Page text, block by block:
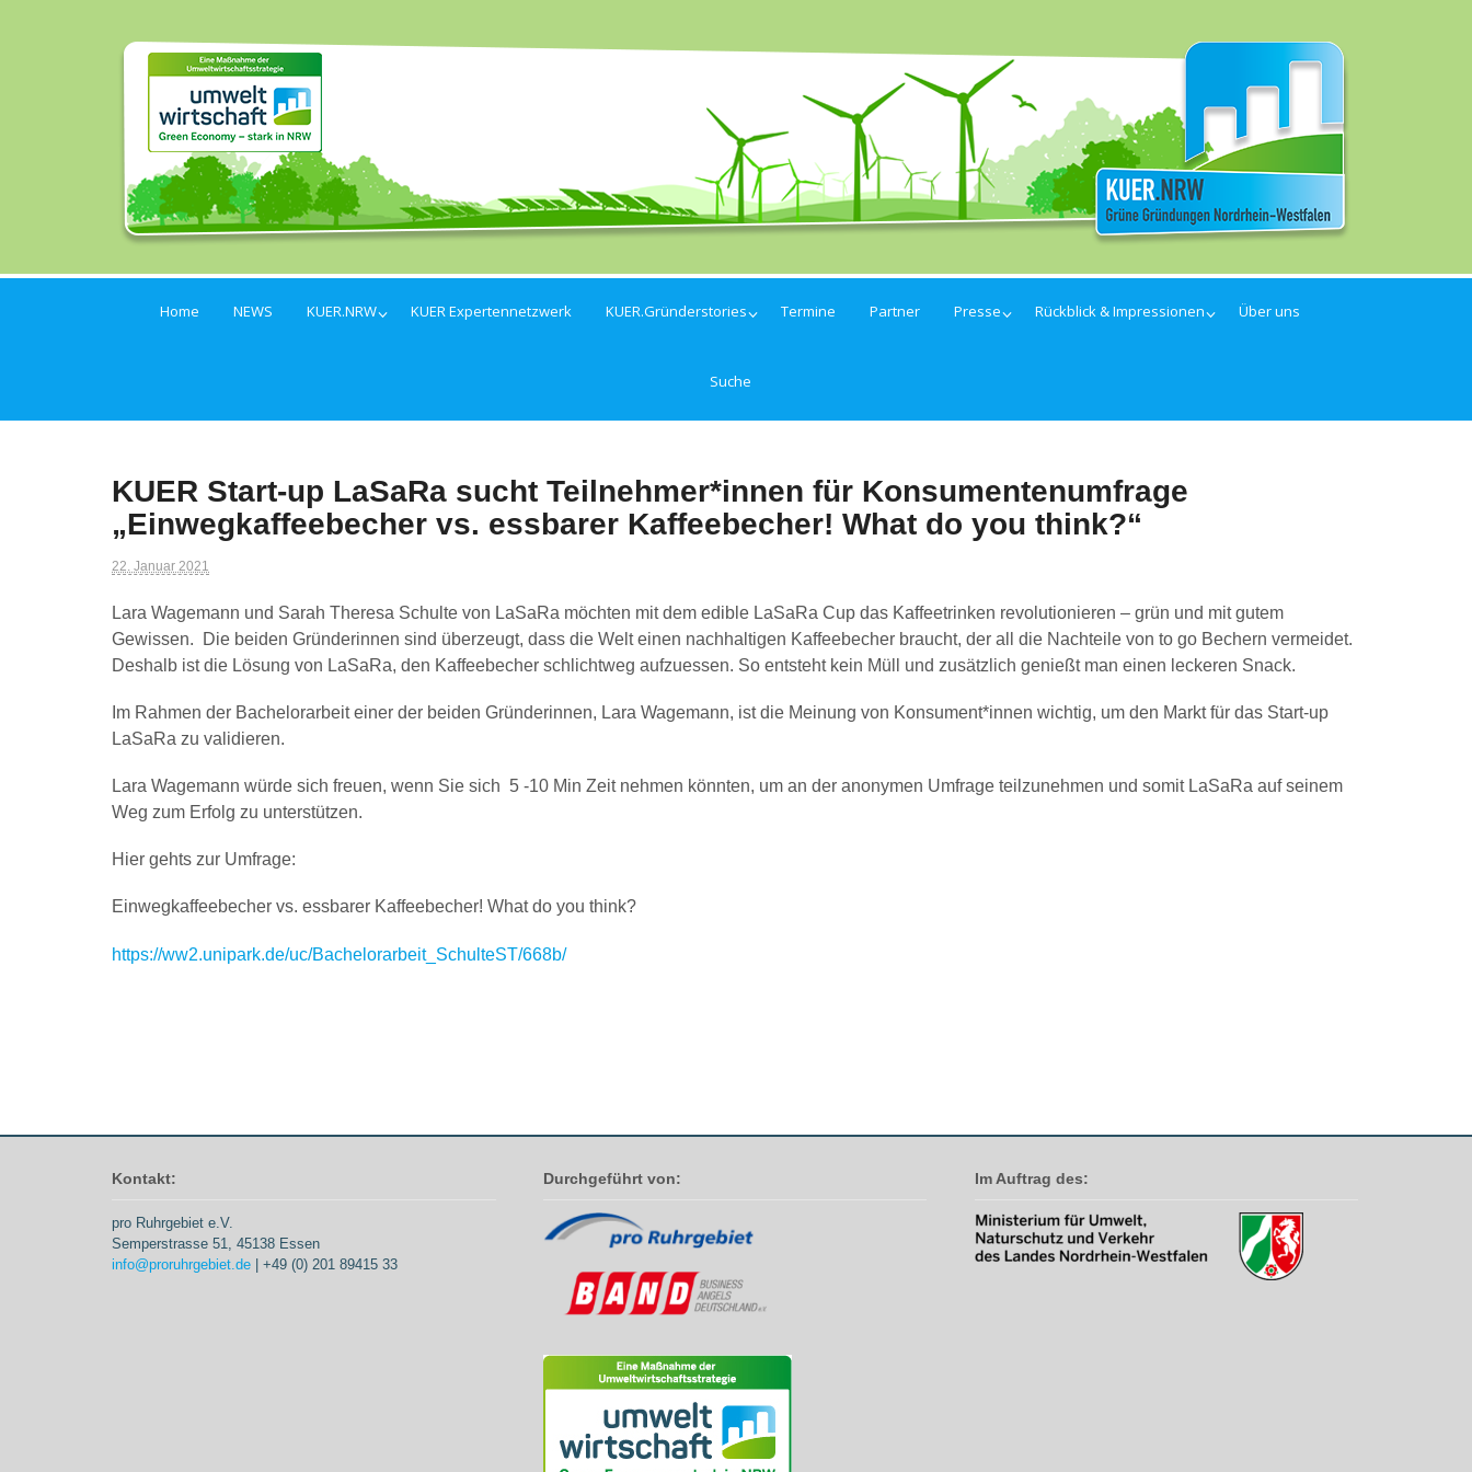
Home NEWS KUER.NRW KUER Expertennetzwerk KUER.Gründerstories Termine Partner Presse Rückblick & Impressionen Über uns
Suche
KUER Start-up LaSaRa sucht Teilnehmer*innen für Konsumentenumfrage
„Einwegkaffeebecher vs. essbarer Kaffeebecher! What do you think?“
22. Januar 2021
Lara Wagemann und Sarah Theresa Schulte von LaSaRa möchten mit dem edible LaSaRa Cup das Kaffeetrinken revolutionieren – grün und mit gutem
Gewissen. Die beiden Gründerinnen sind überzeugt, dass die Welt einen nachhaltigen Kaffeebecher braucht, der all die Nachteile von to go Bechern vermeidet.
Deshalb ist die Lösung von LaSaRa, den Kaffeebecher schlichtweg aufzuessen. So entsteht kein Müll und zusätzlich genießt man einen leckeren Snack.
Im Rahmen der Bachelorarbeit einer der beiden Gründerinnen, Lara Wagemann, ist die Meinung von Konsument*innen wichtig, um den Markt für das Start-up
LaSaRa zu validieren.
Lara Wagemann würde sich freuen, wenn Sie sich 5 -10 Min Zeit nehmen könnten, um an der anonymen Umfrage teilzunehmen und somit LaSaRa auf seinem
Weg zum Erfolg zu unterstützen.
Hier gehts zur Umfrage:
Einwegkaffeebecher vs. essbarer Kaffeebecher! What do you think?
https://ww2.unipark.de/uc/Bachelorarbeit_SchulteST/668b/
Kontakt:
pro Ruhrgebiet e.V.
Semperstrasse 51, 45138 Essen
info@proruhrgebiet.de | +49 (0) 201 89415 33
Durchgeführt von: Im Auftrag des: